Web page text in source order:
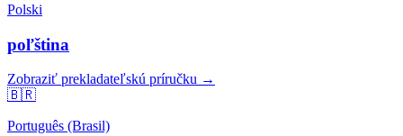
Polski
poľština
Zobraziť prekladateľskú príručku →
🇧🇷
Português (Brasil)